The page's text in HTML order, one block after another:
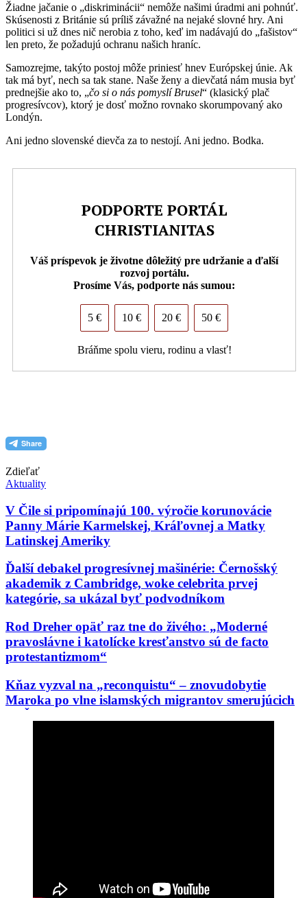
Žiadne jačanie o „diskriminácii“ nemôže našimi úradmi ani pohnúť.
Skúsenosti z Británie sú príliš závažné na nejaké slovné hry. Ani
politici si už dnes nič nerobia z toho, keď im nadávajú do „fašistov“
len preto, že požadujú ochranu našich hraníc.
Samozrejme, takýto postoj môže priniesť hnev Európskej únie. Ak
tak má byť, nech sa tak stane. Naše ženy a dievčatá nám musia byť
prednejšie ako to, „čo si o nás pomyslí Brusel“ (klasický plač
progresívcov), ktorý je dosť možno rovnako skorumpovaný ako
Londýn.
Ani jedno slovenské dievča za to nestojí. Ani jedno. Bodka.
PODPORTE PORTÁL
CHRISTIANITAS
Váš príspevok je životne dôležitý pre udržanie a ďalší
rozvoj portálu.
Prosíme Vás, podporte nás sumou:
5 € 10 € 20 € 50 €
Bráňme spolu vieru, rodinu a vlasť!
Zdieľať
Aktuality
V Čile si pripomínajú 100. výročie korunovácie
Panny Márie Karmelskej, Kráľovnej a Matky
Latinskej Ameriky
Ďalší debakel progresívnej mašinérie: Černošský
akademik z Cambridge, woke celebrita prvej
kategórie, sa ukázal byť podvodníkom
Rod Dreher opäť raz tne do živého: „Moderné
pravoslávne i katolícke kresťanstvo sú de facto
protestantizmom“
Kňaz vyzval na „reconquistu“ – znovudobytie
Maroka po vlne islamských migrantov smerujúcich
do Španielska